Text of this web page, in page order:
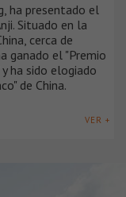
ha presentado el
Situado en la
cerca de
ganado el "Premio
ha sido elogiado
de China.
VER +